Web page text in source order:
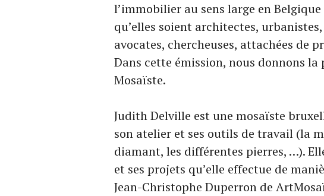
l’immobilier au sens large en
qu’elles soient architectes,
avocates, chercheuses, attachées de
Dans cette émission, nous donnons la
Mosaïste.
Judith Delville est une mosaïste
son atelier et ses outils de travail (la
diamant, les différentes pierres, …).
et ses projets qu’elle effectue de
Jean-Christophe Duperron de